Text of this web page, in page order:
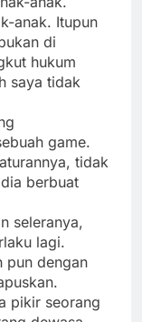
anak. Itupun
di
hukum
saya tidak
game.
tidak
berbuat
seleranya,
lagi.
pun dengan
pikir seorang